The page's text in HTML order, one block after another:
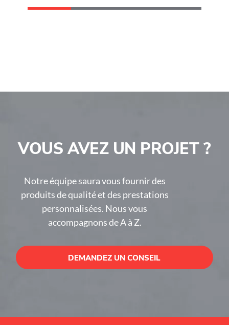
VOUS AVEZ UN PROJET ?
Notre équipe saura vous fournir des
produits de qualité et des prestations
personnalisées. Nous vous
accompagnons de A à Z.
DEMANDEZ UN CONSEIL